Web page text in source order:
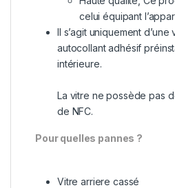
celui équipant
Il s’agit uniquement
autocollant adhésif
intérieure.
La vitre ne possède pas
de NFC.
Pour quelles pannes ?
Vitre arriere cassé